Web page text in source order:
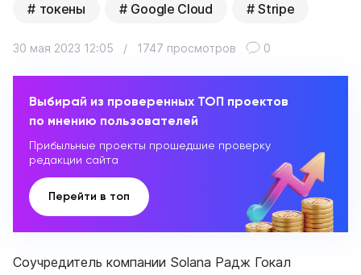
токены Google Cloud Stripe
30 мая 2023 12:05 / 1747 просмотров 0
Выбирай из проверенных ТОП проектов
по мнению пользователей
Прибыльные проекты прошедшие проверку
редакции сайта
Перейти в топ
Соучредитель компании Solana Радж Гокал